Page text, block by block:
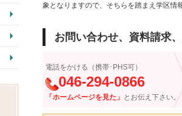
象となりますので、そちらを踏まえ学区情
お問い合わせ、資料請求
電話をかける（携帯･PHS可）
046-294-0866
「ホームページを見た」 とお伝え下さい。